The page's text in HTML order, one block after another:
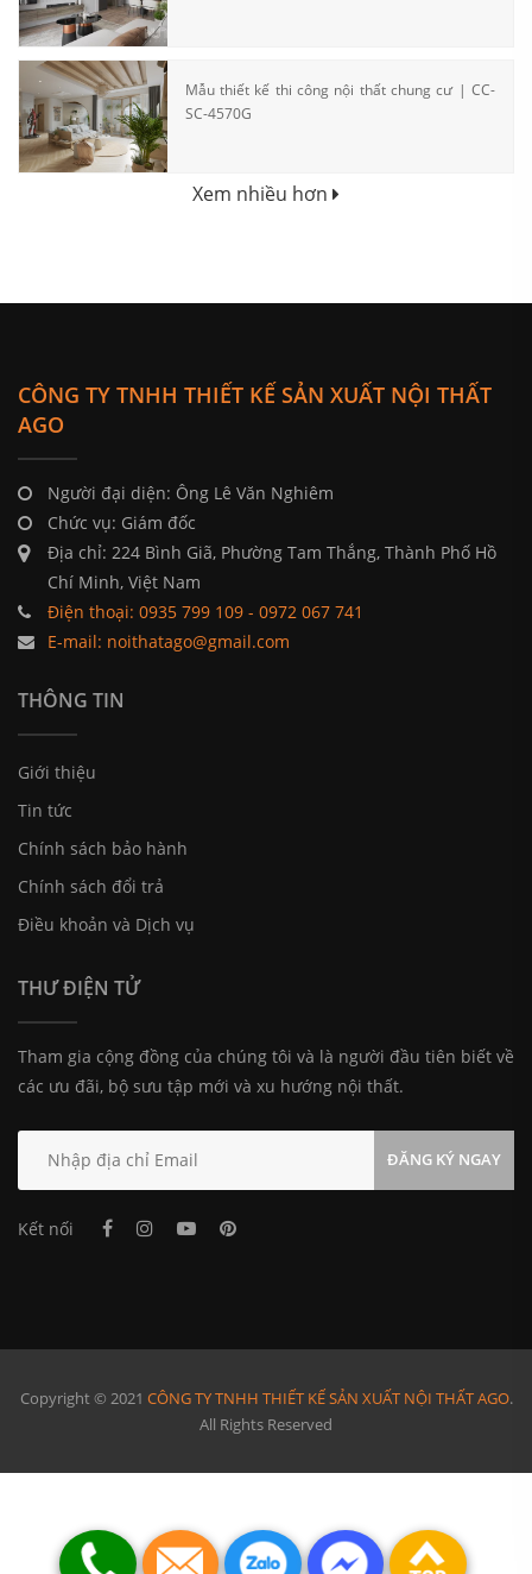
Mẫu thiết kế thi công nội thất chung cư | CC-
SC-4570G
Xem nhiều hơn
CÔNG TY TNHH THIẾT KẾ SẢN XUẤT NỘI THẤT
AGO
Người đại diện: Ông Lê Văn Nghiêm
Chức vụ: Giám đốc
Địa chỉ: 224 Bình Giã, Phường Tam Thắng, Thành Phố Hồ
Chí Minh, Việt Nam
Điện thoại: 0935 799 109 - 0972 067 741
E-mail: noithatago@gmail.com
THÔNG TIN
Giới thiệu
Tin tức
Chính sách bảo hành
Chính sách đổi trả
Điều khoản và Dịch vụ
THƯ ĐIỆN TỬ
Tham gia cộng đồng của chúng tôi và là người đầu tiên biết về
các ưu đãi, bộ sưu tập mới và xu hướng nội thất.
ĐĂNG KÝ NGAY
Kết nối
Copyright © 2021 CÔNG TY TNHH THIẾT KẾ SẢN XUẤT NỘI THẤT AGO.
All Rights Reserved